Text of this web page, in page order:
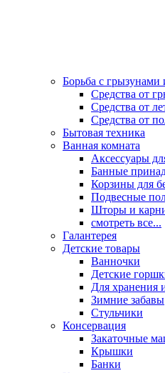
Борьба с
Средства от
Средства от
Средства от
Бытовая техника
Ванная комната
Аксессуары
Банные
Корзины для
Подвесные
Шторы и
смотреть все...
Галантерея
Детские товары
Ванночки
Детские
Для хранения
Зимние забавы
Стульчики
Консервация
Закаточные
Крышки
Банки